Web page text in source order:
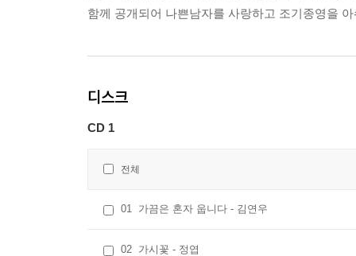
함께 공개되어 나쁜남자를 사랑하고 조기종영을
디스크
CD 1
전체
01 가끔은 혼자 웁니다 - 김연우
02 가시꽃 - 정엽